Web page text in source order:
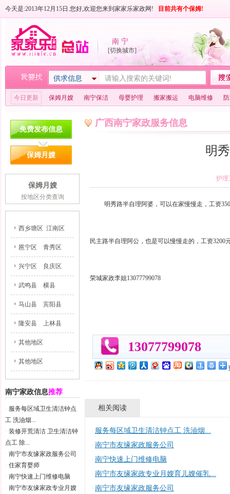
今天是:2013年12月15日.您好,欢迎您来到家家乐家政网! 目前共有个保姆!
南 宁
[切换城市]
供求信息
今日更新 保姆月嫂 南宁保洁 母婴护理 搬家搬运 电脑维修
免费发布信息
保姆月嫂
保姆月嫂
按地区分类查询
西乡塘区 江南区
邕宁区 青秀区
兴宁区 良庆区
武鸣县 横县
马山县 宾阳县
隆安县 上林县
其他地区
其他地区
南宁家政信息推荐
· 服务每区域卫生清洁钟点
工 洗油烟...
· 装修开荒清洁 卫生清洁钟
点工 除...
· 南宁市友缘家政服务公司
· 住家育婴师
· 南宁快速上门维修电脑
· 南宁市友缘家政专业月嫂
广西南宁家政服务信息
明
护理
明秀路半自理阿婆，可以在家慢慢走，工资
民主路半自理阿公，也是可以慢慢走的，工资3200
荣城家政李姐13077799078
13077799078
相关阅读
· 服务每区域卫生清洁钟点工 洗油烟...
· 南宁市友缘家政服务公司
· 南宁快速上门维修电脑
· 南宁市友缘家政专业月嫂育儿嫂催乳...
· 南宁市友缘家政服务公司